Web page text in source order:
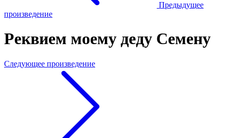
Предыдущее
произведение
Реквием моему деду Семену
Следующее произведение